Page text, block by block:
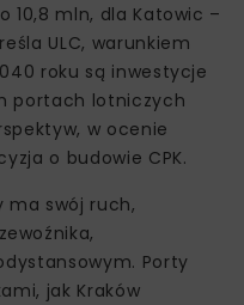
10,8 mln, dla Katowic –
ULC, warunkiem
roku są inwestycje
portach lotniczych
w ocenie
o budowie CPK.
ma swój ruch,
Porty
jak Kraków